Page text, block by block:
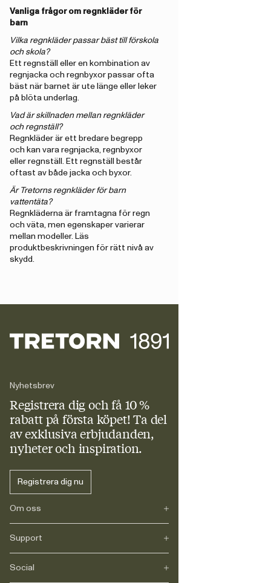
Vanliga frågor om regnkläder för
barn
Vilka regnkläder passar bäst till förskola
och skola?
Ett regnställ eller en kombination av
regnjacka och regnbyxor passar ofta
bäst när barnet är ute länge eller leker
på blöta underlag.
Vad är skillnaden mellan regnkläder
och regnställ?
Regnkläder är ett bredare begrepp
och kan vara regnjacka, regnbyxor
eller regnställ. Ett regnställ består
oftast av både jacka och byxor.
Är Tretorns regnkläder för barn
vattentäta?
Regnkläderna är framtagna för regn
och väta, men egenskaper varierar
mellan modeller. Läs
produktbeskrivningen för rätt nivå av
skydd.
Nyhetsbrev
Registrera dig och få 10 %
rabattpå första köpet! Ta del
av exklusiva erbjudanden,
nyheter och inspiration.
Registrera dig nu
Om oss
Vårt arv
Journals
Karriär
Support
FAQ
Social